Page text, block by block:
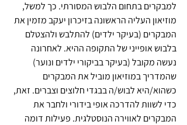
למבקרים בתחום הלבוש המסורתי. כך למשל,
מוזיאון העליה הראשונה בזיכרון יעקב מזמין את
המבקרים (בעיקר ילדים) להתלבש ולהצטלם
בלבוש אופייני של התקופה ההיא. לאחרונה
נעשה מקובל (בעיקר בביקורי ילדים ונוער)
שהמדריך במוזיאון מוביל את המבקרים
כשהוא/היא לבוש/ה בבגדי חלוצים וצברים. זאת,
כדי לשוות להדרכה אופי בידורי ולחבר את
המבקרים לאווירה הנוסטלגית. פעילות דומה